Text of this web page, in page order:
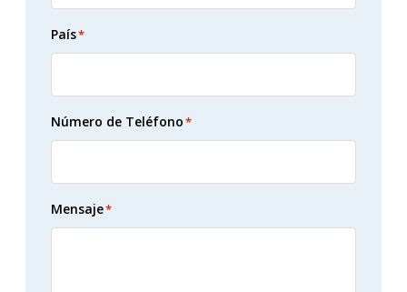
País*
Número de Teléfono*
Mensaje*